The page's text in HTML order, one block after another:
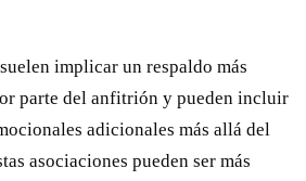
implicar un respaldo más
parte del anfitrión y pueden incluir
adicionales más allá del
asociaciones pueden ser más